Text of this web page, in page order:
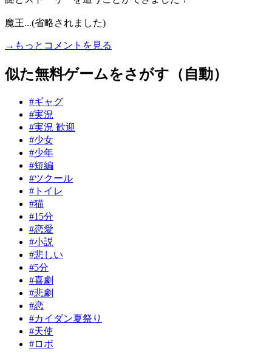
魔王...(省略されました)
→もっとコメントを見る
似た無料ゲームをさがす（自動）
#ギャグ
#実況
#実況 歓迎
#少女
#少年
#短編
#ツクール
#トイレ
#猫
#15分
#恋愛
#小説
#悲しい
#5分
#喜劇
#悲劇
#恋
#カイダン夏祭り
#天使
#ロボ